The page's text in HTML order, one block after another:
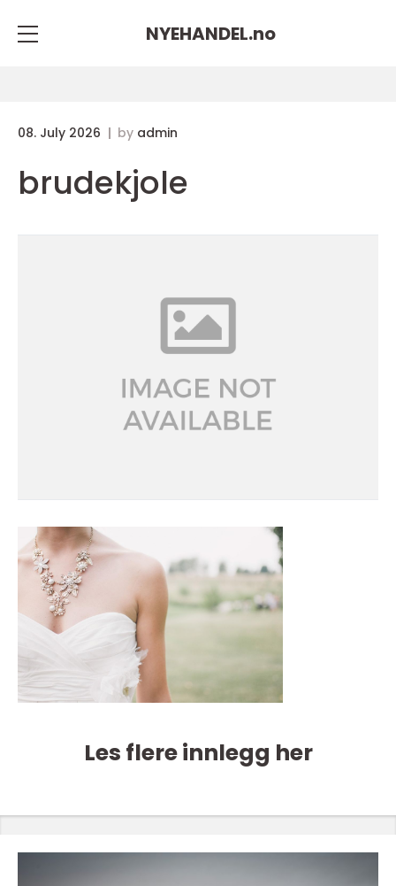
NYEHANDEL.no
08. July 2026 by admin
brudekjole
Les flere innlegg her